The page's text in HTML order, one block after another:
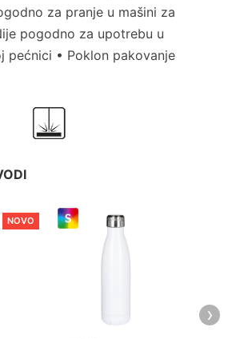
za pranje u mašini za
pogodno za upotrebu u
pećnici • Poklon pakovanje
NOVO
›